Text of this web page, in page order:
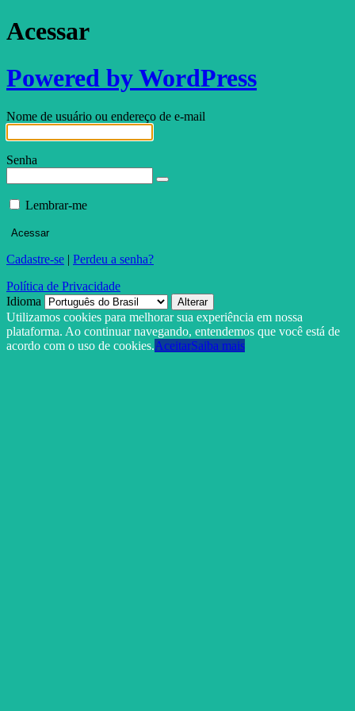
Acessar
Powered by WordPress
Nome de usuário ou endereço de e-mail
Senha
Lembrar-me
Cadastre-se | Perdeu a senha?
Política de Privacidade
Idioma
Utilizamos cookies para melhorar sua experiência em nossa
plataforma. Ao continuar navegando, entendemos que você está de
acordo com o uso de cookies.AceitarSaiba mais